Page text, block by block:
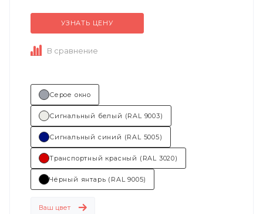
Техническое описание
УЗНАТЬ ЦЕНУ
В сравнение
Серое окно
Сигнальный белый (RAL 9003)
Сигнальный синий (RAL 5005)
Транспортный красный (RAL 3020)
Чёрный янтарь (RAL 9005)
Ваш цвет